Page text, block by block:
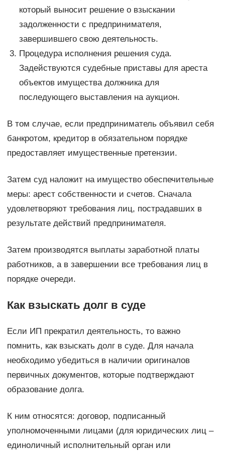
который выносит решение о взыскании
задолженности с предпринимателя,
завершившего свою деятельность.
Процедура исполнения решения суда.
Задействуются судебные приставы для ареста
объектов имущества должника для
последующего выставления на аукцион.
В том случае, если предприниматель объявил себя
банкротом, кредитор в обязательном порядке
предоставляет имущественные претензии.
Затем суд наложит на имущество обеспечительные
меры: арест собственности и счетов. Сначала
удовлетворяют требования лиц, пострадавших в
результате действий предпринимателя.
Затем производятся выплаты заработной платы
работников, а в завершении все требования лиц в
порядке очереди.
Как взыскать долг в суде
Если ИП прекратил деятельность, то важно
помнить, как взыскать долг в суде. Для начала
необходимо убедиться в наличии оригиналов
первичных документов, которые подтверждают
образование долга.
К ним относятся: договор, подписанный
уполномоченными лицами (для юридических лиц –
единоличный исполнительный орган или